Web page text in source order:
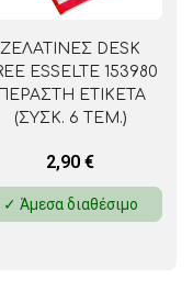
ΖΕΛΑΤΙΝΕΣ DESK
ESSELTE 153980
ΠΕΡΑΣΤΗ ΕΤΙΚΕΤΑ
(ΣΥΣΚ. 6 ΤΕΜ.)
2,90 €
✓ Άμεσα διαθέσιμο